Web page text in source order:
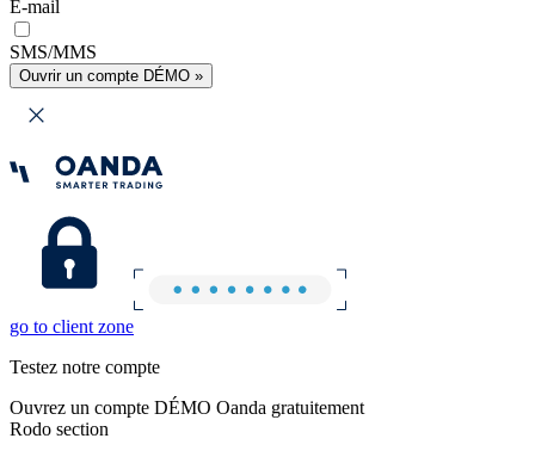
E-mail
SMS/MMS
Ouvrir un compte DÉMO »
go to client zone
Testez notre compte
Ouvrez un compte DÉMO Oanda gratuitement
Rodo section